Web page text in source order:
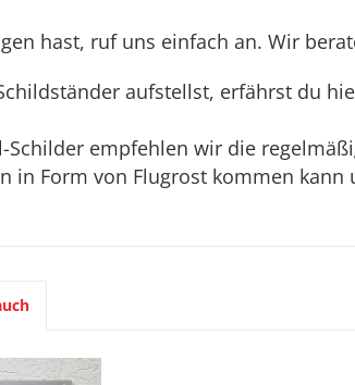
hast, ruf uns einfach an. Wir
aufstellst, erfährst du
Schilder empfehlen wir die
in Form von Flugrost kommen